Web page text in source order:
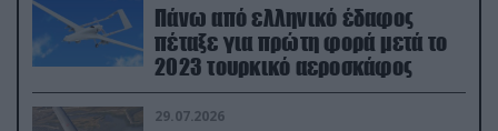
Πάνω από ελληνικό έδαφος
πέταξε για πρώτη φορά μετά το
2023 τουρκικό αεροσκάφος
29.07.2026